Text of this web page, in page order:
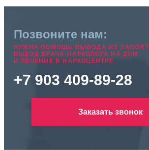
Позвоните нам:
НУЖНА ПОМОЩЬ ВЫВОДА ИЗ ЗАПОЯ?
ВЫЕЗД ВРАЧА-НАРКОЛОГА НА ДОМ
И ЛЕЧЕНИЕ В НАРКОЦЕНТРЕ
+7 903 409-89-28
Заказать звонок